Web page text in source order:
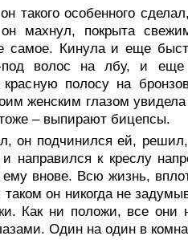
особенного
махнул, покрыта
самое. Кинула и еще
под волос на лбу, и
полосу на
женским глазом
– выпирают бицепсы.
он подчинился ей, решил,
направился к креслу
внове. Всю жизнь,
он никогда не
Как ни положи, все они
Один на один в